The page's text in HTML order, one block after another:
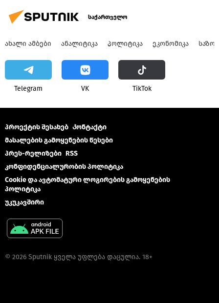
საქართველო
ᲐᲮᲐᲚᲘ ᲐᲛᲑᲔᲑᲘ ᲐᲜᲐᲚᲘᲢᲘᲙᲐ ᲞᲝᲚᲘᲢᲘᲙᲐ ᲔᲙᲝᲜᲝᲛᲘᲙᲐ
Telegram VK ТikТоk
პროექტის შესახებ Კონტაქტი
მასალების გამოყენების წესები
პრეს-რელიზები RSS
კონფიდენციალურობის პოლიტიკა
Cookie და ავტომატური ლოგირების გამოყენების
პოლიტიკა
უკუკავშირი
© 2026 Sputnik ყველა უფლება დაცულია. 18+